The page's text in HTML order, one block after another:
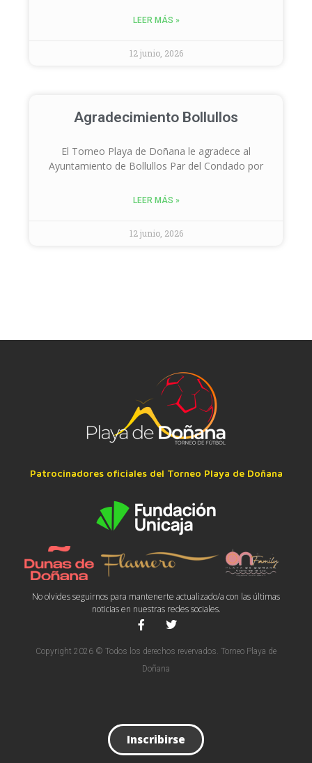
LEER MÁS »
12 junio, 2026
Agradecimiento Bollullos
El Torneo Playa de Doñana le agradece al
Ayuntamiento de Bollullos Par del Condado por
LEER MÁS »
12 junio, 2026
Patrocinadores oficiales del Torneo Playa de Doñana
No olvides seguirnos para mantenerte actualizado/a con las últimas
noticias en nuestras redes sociales.
Copyright 2026 © Todos los derechos revervados. Torneo Playa de
Doñana
Inscribirse